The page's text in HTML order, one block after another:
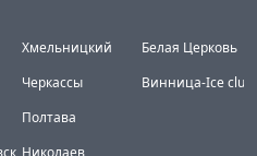
Хмельницкий
Черкассы
Полтава
Николаев
Белая Церковь
Винница-Ice club